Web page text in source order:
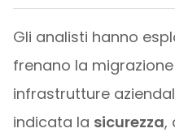
Gli analisti hanno
frenano la
infrastrutture
indicata la sicurezza,